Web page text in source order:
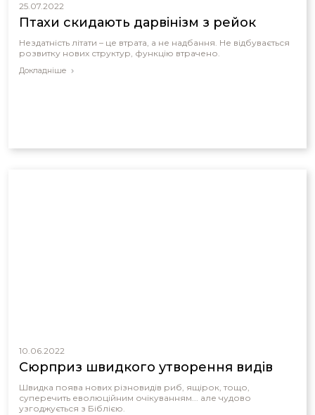
25.07.2022
Птахи скидають дарвінізм з рейок
Нездатність літати – це втрата, а не надбання. Не відбувається
розвитку нових структур, функцію втрачено.
Докладніше
10.06.2022
Сюрприз швидкого утворення видів
Швидка поява нових різновидів риб, ящірок, тощо,
суперечить еволюційним очікуванням... але чудово
узгоджується з Біблією.